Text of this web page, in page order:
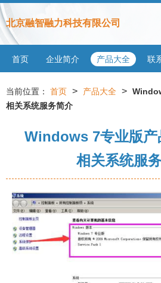
北京融智融力科技有限公司
首页 企业简介 产品大全 联
当前位置： 首页 > 产品大全 >
相关系统服务简介
Windows 7专业版产
相关系统服